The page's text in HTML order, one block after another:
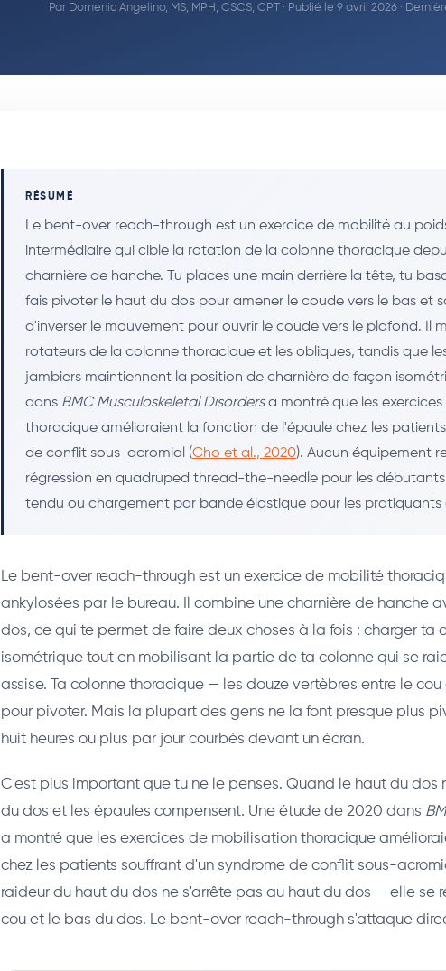
Par Domenic Angelino, MS, MPH, CSCS, CPT · Publié le 9 avril 2026 ·
RÉSUMÉ
Le bent-over reach-through est un exercice de mobilité au
intermédiaire qui cible la rotation de la colonne thoracique
charnière de hanche. Tu places une main derrière la tête, tu
fais pivoter le haut du dos pour amener le coude vers le bas et
d'inverser le mouvement pour ouvrir le coude vers le plafond. Il
rotateurs de la colonne thoracique et les obliques, tandis que
jambiers maintiennent la position de charnière de façon
dans BMC Musculoskeletal Disordersa montré que les
thoracique amélioraient la fonction de l'épaule chez les
de conflit sous-acromial (Cho et al., 2020). Aucun équipement
régression en quadruped thread-the-needle pour les
tendu ou chargement par bande élastique pour les pratiquants
Le bent-over reach-through est un exercice de mobilité
ankylosées par le bureau. Il combine une charnière de hanche
dos, ce qui te permet de faire deux choses à la fois : charger ta
isométrique tout en mobilisant la partie de ta colonne qui se
assise. Ta colonne thoracique — les douze vertèbres entre le
pour pivoter. Mais la plupart des gens ne la font presque plus
huit heures ou plus par jour courbés devant un écran.
C'est plus important que tu ne le penses. Quand le haut du dos
du dos et les épaules compensent. Une étude de 2020 dans
a montré que les exercices de mobilisation thoracique
chez les patients souffrant d'un syndrome de conflit sous-
raideur du haut du dos ne s'arrête pas au haut du dos — elle se
cou et le bas du dos. Le bent-over reach-through s'attaque